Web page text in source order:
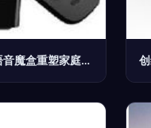
迈乐魔盒 M8 四核八显领航，安卓语音魔盒重塑家庭娱乐新体验